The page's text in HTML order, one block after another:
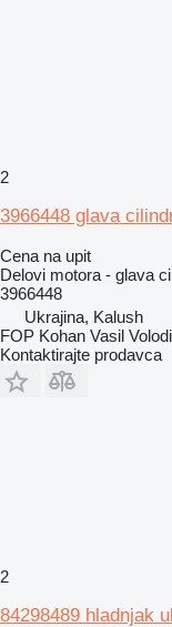
2
3966448 glava
Cena na upit
Delovi motora - glava
3966448
Ukrajina, Kalush
FOP Kohan Vasil
Kontaktirajte prodavca
2
84298489 hladnjak